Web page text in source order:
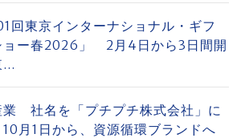
回東京インターナショナル・ギフ
ョー春2026」 2月4日から3日間開
業 社名を「プチプチ株式会社」に
月1日から、資源循環ブランドへ